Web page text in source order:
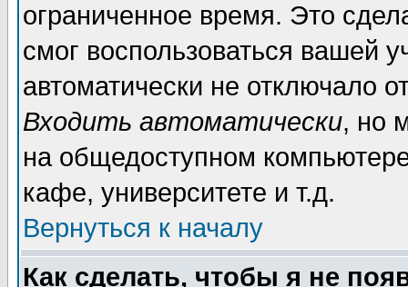
ограниченное время. Это
смог воспользоваться вашей
автоматически не отключало
Входить автоматически, но
на общедоступном
кафе, университете и т.д.
Вернуться к началу
Как сделать, чтобы я не